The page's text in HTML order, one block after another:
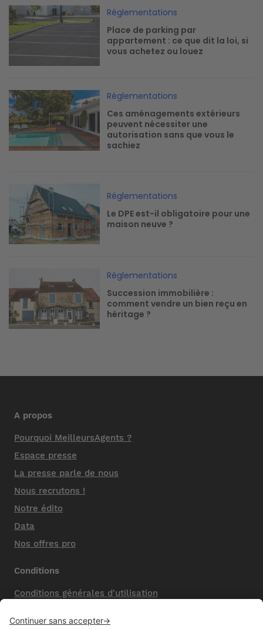
Image
Réglementations
Place de parking par
appartement : ce que dit la loi, si
vous achetez ou louez
Image
Réglementations
Ces aménagements extérieurs
peuvent nécessiter une
autorisation sans que vous le
sachiez
Image
Réglementations
Le DPE est-il obligatoire pour une
maison neuve ?
Réglementations
Succession immobilière :
comment vendre un bien reçu en
héritage ?
A propos
Pourquoi MeilleursAgents ?
Espace presse
La presse parle de nous
Nous recrutons !
Notre édito
Data
Nos offres pro
Conditions
Conditions générales d'utilisation